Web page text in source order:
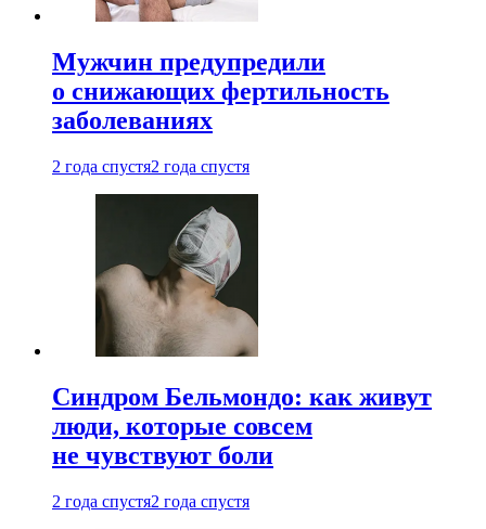
Мужчин предупредили
о снижающих фертильность
заболеваниях
2 года спустя2 года спустя
Синдром Бельмондо: как живут
люди, которые совсем
не чувствуют боли
2 года спустя2 года спустя